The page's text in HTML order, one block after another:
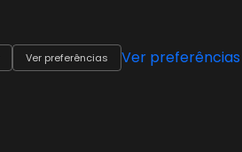
Ver preferências Ver preferências